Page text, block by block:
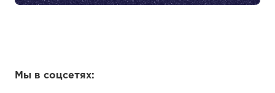
Мы в соцсетях: